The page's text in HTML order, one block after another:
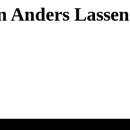
Anders Lassen